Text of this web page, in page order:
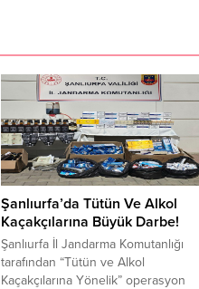
Şanlıurfa’da Tütün Ve Alkol
Kaçakçılarına Büyük Darbe!
Şanlıurfa İl Jandarma Komutanlığı
tarafından “Tütün ve Alkol
Kaçakçılarına Yönelik” operasyon